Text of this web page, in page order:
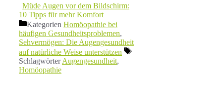
Müde Augen vor dem Bildschirm:
10 Tipps für mehr Komfort
Kategorien Homöopathie bei
häufigen Gesundheitsproblemen,
Sehvermögen: Die Augengesundheit
auf natürliche Weise unterstützen
SchlagwörterAugengesundheit,
Homöopathie